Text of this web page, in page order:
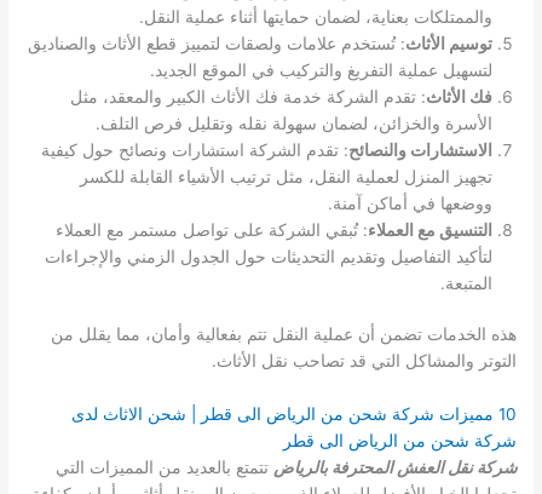
والممتلكات بعناية، لضمان حمايتها أثناء عملية النقل.
توسيم الأثاث: تُستخدم علامات ولصقات لتمييز قطع الأثاث والصناديق
لتسهيل عملية التفريغ والتركيب في الموقع الجديد.
فك الأثاث: تقدم الشركة خدمة فك الأثاث الكبير والمعقد، مثل
الأسرة والخزائن، لضمان سهولة نقله وتقليل فرص التلف.
الاستشارات والنصائح: تقدم الشركة استشارات ونصائح حول كيفية
تجهيز المنزل لعملية النقل، مثل ترتيب الأشياء القابلة للكسر
ووضعها في أماكن آمنة.
التنسيق مع العملاء: تُبقي الشركة على تواصل مستمر مع العملاء
لتأكيد التفاصيل وتقديم التحديثات حول الجدول الزمني والإجراءات
المتبعة.
هذه الخدمات تضمن أن عملية النقل تتم بفعالية وأمان، مما يقلل من
التوتر والمشاكل التي قد تصاحب نقل الأثاث.
10 مميزات شركة شحن من الرياض الى قطر | شحن الاثاث لدى
شركة شحن من الرياض الى قطر
شركة نقل العفش المحترفة بالرياض تتمتع بالعديد من المميزات التي